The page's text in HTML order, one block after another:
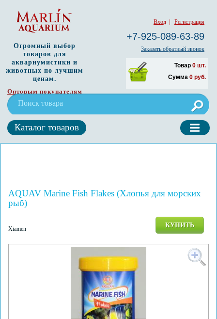
Вход Регистрация
+7-925-089-63-89
Заказать обратный звонок
Товар 0 шт.
Сумма 0 руб.
Огромный выбор
товаров для
аквариумистики и
животных по лучшим
ценам.
Оптовым покупателям
Каталог товаров
AQUAV Marine Fish Flakes (Хлопья для морских
рыб)
Xiamen КУПИТЬ